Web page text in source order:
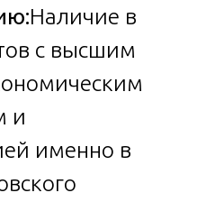
Наличие в
с высшим
и
именно в